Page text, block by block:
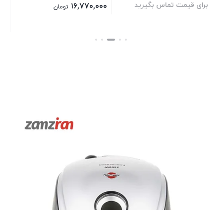
برای قیمت تماس بگیرید ۱۶,۷۷۰,۰۰۰ تومان
بستن